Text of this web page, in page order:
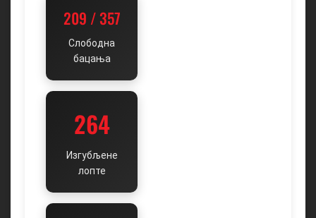
209 / 357
Слободна
бацања
264
Изгубљене
лопте